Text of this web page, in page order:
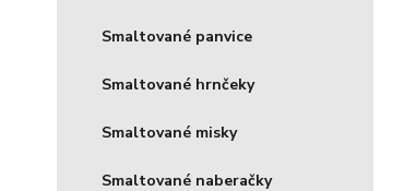
Smaltované panvice
Smaltované hrnčeky
Smaltované misky
Smaltované naberačky